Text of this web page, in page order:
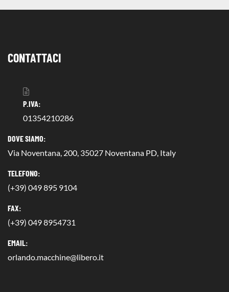
CONTATTACI
P.IVA:
01354210286
DOVE SIAMO:
Via Noventana, 200, 35027 Noventana PD, Italy
TELEFONO:
(+39) 049 895 9104
FAX:
(+39) 049 8954731
EMAIL:
orlando.macchine@libero.it